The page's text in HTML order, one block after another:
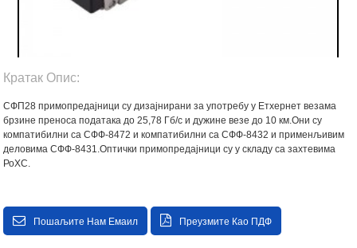
Кратак Опис:
СФП28 примопредајници су дизајнирани за употребу у Етхернет везама
брзине преноса података до 25,78 Гб/с и дужине везе до 10 км.Они су
компатибилни са СФФ-8472 и компатибилни са СФФ-8432 и применљивим
деловима СФФ-8431.Оптички примопредајници су у складу са захтевима
РоХС.
Пошаљите Нам Емаил Преузмите Као ПДФ